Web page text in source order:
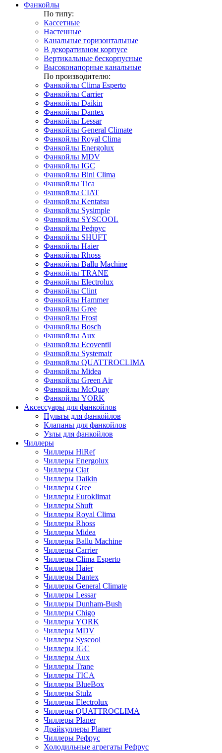
Фанкойлы
По типу:
Кассетные
Настенные
Канальные горизонтальные
В декоративном корпусе
Вертикальные бескорпусные
Высоконапорные канальные
По производителю:
Фанкойлы Clima Esperto
Фанкойлы Carrier
Фанкойлы Daikin
Фанкойлы Dantex
Фанкойлы Lessar
Фанкойлы General Climate
Фанкойлы Royal Clima
Фанкойлы Energolux
Фанкойлы MDV
Фанкойлы IGC
Фанкойлы Bini Clima
Фанкойлы Tica
Фанкойлы CIAT
Фанкойлы Kentatsu
Фанкойлы Sysimple
Фанкойлы SYSCOOL
Фанкойлы Рефрус
Фанкойлы SHUFT
Фанкойлы Haier
Фанкойлы Rhoss
Фанкойлы Ballu Machine
Фанкойлы TRANE
Фанкойлы Electrolux
Фанкойлы Clint
Фанкойлы Hammer
Фанкойлы Gree
Фанкойлы Frost
Фанкойлы Bosch
Фанкойлы Aux
Фанкойлы Ecoventil
Фанкойлы Systemair
Фанкойлы QUATTROCLIMA
Фанкойлы Midea
Фанкойлы Green Air
Фанкойлы McQuay
Фанкойлы YORK
Аксессуары для фанкойлов
Пульты для фанкойлов
Клапаны для фанкойлов
Узлы для фанкойлов
Чиллеры
Чиллеры HiRef
Чиллеры Energolux
Чиллеры Ciat
Чиллеры Daikin
Чиллеры Gree
Чиллеры Euroklimat
Чиллеры Shuft
Чиллеры Royal Clima
Чиллеры Rhoss
Чиллеры Midea
Чиллеры Ballu Machine
Чиллеры Carrier
Чиллеры Clima Esperto
Чиллеры Haier
Чиллеры Dantex
Чиллеры General Climate
Чиллеры Lessar
Чиллеры Dunham-Bush
Чиллеры Chigo
Чиллеры YORK
Чиллеры MDV
Чиллеры Syscool
Чиллеры IGC
Чиллеры Aux
Чиллеры Trane
Чиллеры TICA
Чиллеры BlueBox
Чиллеры Stulz
Чиллеры Electrolux
Чиллеры QUATTROCLIMA
Чиллеры Planer
Драйкуллеры Planer
Чиллеры Рефрус
Холодильные агрегаты Рефрус